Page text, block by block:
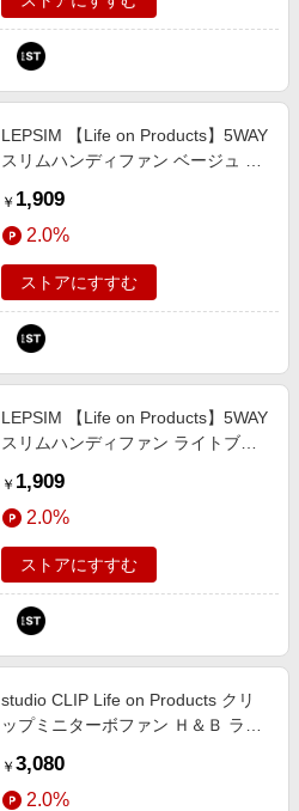
LEPSIM 【Life on Products】5WAY
スリムハンディファン ベージュ ウ
and ST アンドエスティ（旧ドット
エスティ）
￥ 1,909
2.0%
ストアにすすむ
LEPSIM 【Life on Products】5WAY
スリムハンディファン ライトブル
670325 and ST アンドエスティ
（旧ドットエスティ）
￥ 1,909
2.0%
ストアにすすむ
studio CLIP Life on Products クリ
ップミニターボファン Ｈ＆Ｂ ライ
645051 and ST アンドエスティ
（旧ドットエスティ）
￥ 3,080
2.0%